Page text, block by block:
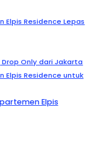
Residence Lepas
Only dari Jakarta
Elpis Residence untuk
Elpis